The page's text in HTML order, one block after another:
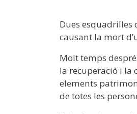
Dues esquadrilles
causant la mort
Molt temps
la recuperació i la
elements
de totes les